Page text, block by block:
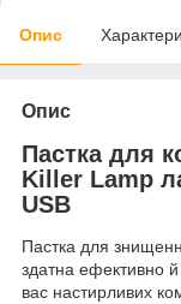
Опис
Опис
Пастка для
Killer Lamp
USB
Пастка для
здатна ефективно
вас настирливих